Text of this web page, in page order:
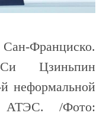
Франциско.
Цзиньпин
неформальной
АТЭС. /Фото: